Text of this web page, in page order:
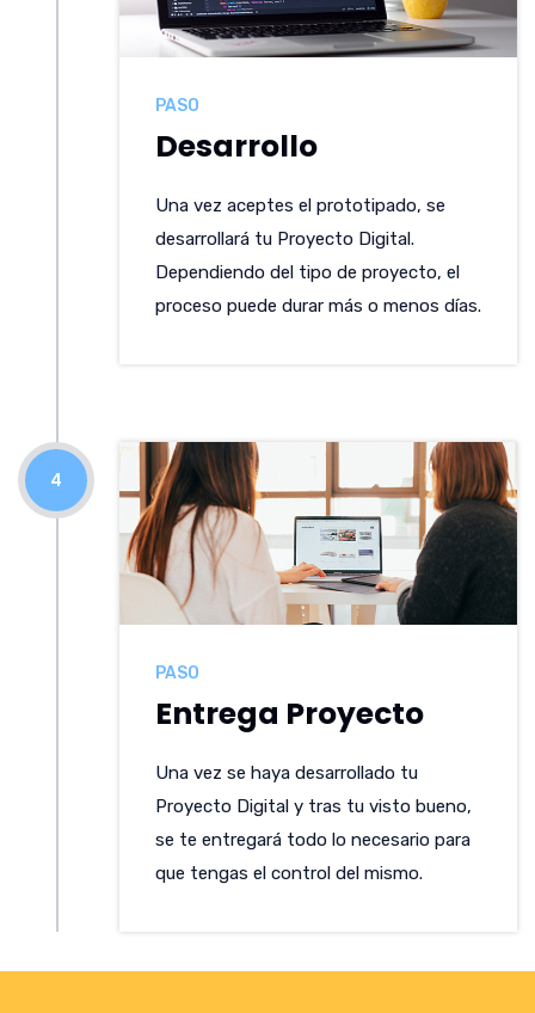
PASO
Desarrollo
Una vez aceptes el prototipado, se
desarrollará tu Proyecto Digital.
Dependiendo del tipo de proyecto, el
proceso puede durar más o menos días.
4
PASO
Entrega Proyecto
Una vez se haya desarrollado tu
Proyecto Digital y tras tu visto bueno,
se te entregará todo lo necesario para
que tengas el control del mismo.